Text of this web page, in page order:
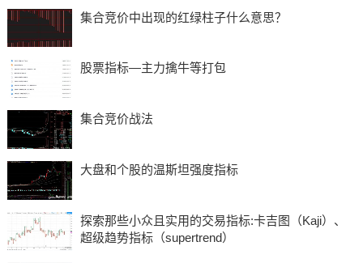
集合竞价中出现的红绿柱子什么意思？
股票指标—主力擒牛等打包
集合竞价战法
大盘和个股的温斯坦强度指标
探索那些小众且实用的交易指标:卡吉图（Kaji）、
超级趋势指标（supertrend）